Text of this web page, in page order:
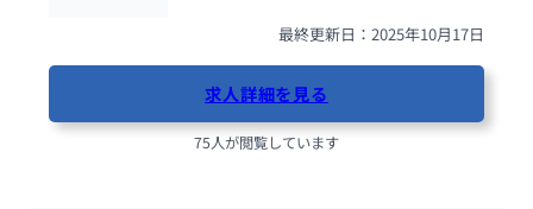
最終更新日：2025年10月17日
求人詳細を見る
75人が閲覧しています